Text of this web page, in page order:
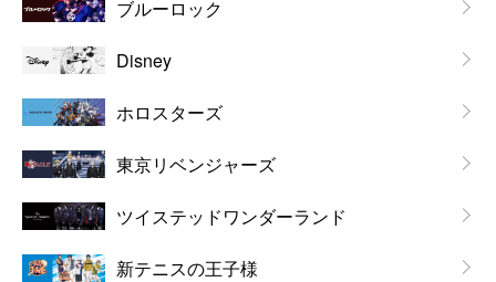
ブルーロック
Disney
ホロスターズ
東京リベンジャーズ
ツイステッドワンダーランド
新テニスの王子様